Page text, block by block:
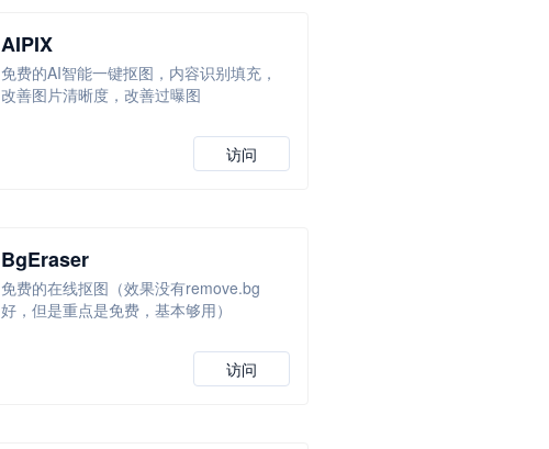
AIPIX
免费的AI智能一键抠图，内容识别填充，
改善图片清晰度，改善过曝图
访问
BgEraser
免费的在线抠图（效果没有remove.bg
好，但是重点是免费，基本够用）
访问